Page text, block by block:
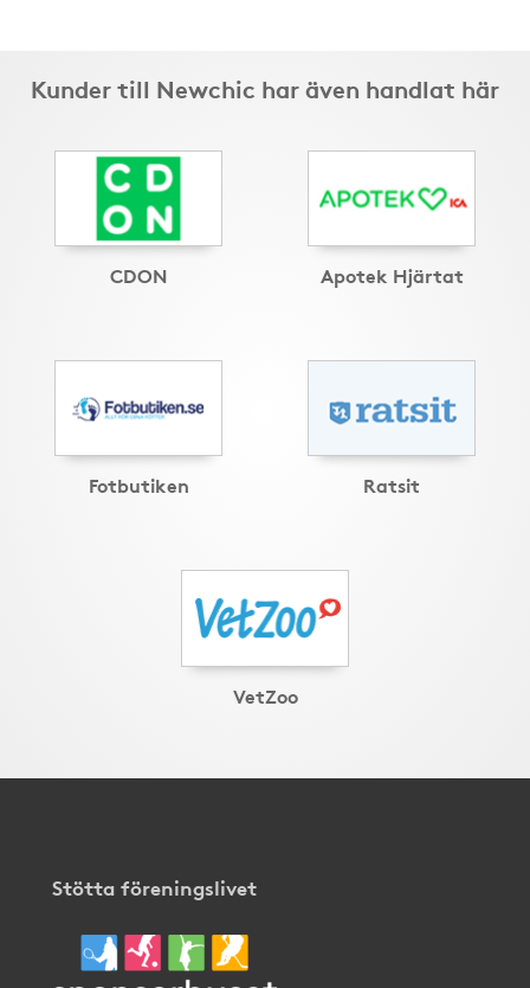
Kunder till Newchic har även handlat här
CDON Apotek Hjärtat
Fotbutiken Ratsit
VetZoo
Stötta föreningslivet